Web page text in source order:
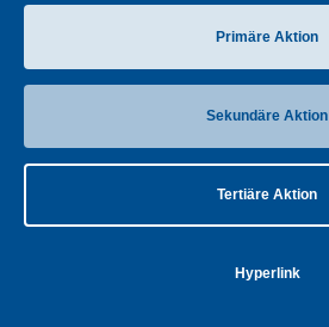
Primäre Aktion
Sekundäre Aktion
Tertiäre Aktion
Hyperlink